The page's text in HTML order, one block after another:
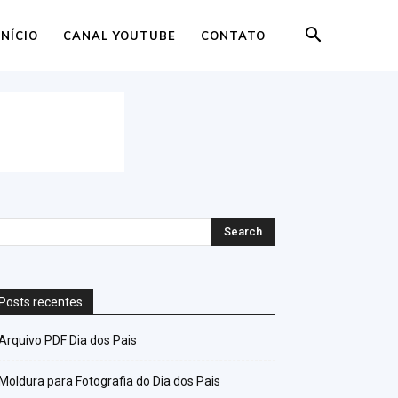
CANAL YOUTUBE CONTATO
recentes
PDF Dia dos Pais
para Fotografia do Dia dos Pais